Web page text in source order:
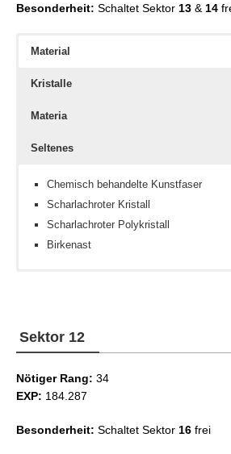
Besonderheit: Schaltet Sektor 13 & 14
Material
Kristalle
Materia
Seltenes
Chemisch behandelte Kunstfaser
Scharlachroter Kristall
Scharlachroter Polykristall
Birkenast
Zauber IV
Sektor 12
Nötiger Rang: 34
EXP: 184.287
Besonderheit: Schaltet Sektor 16 frei